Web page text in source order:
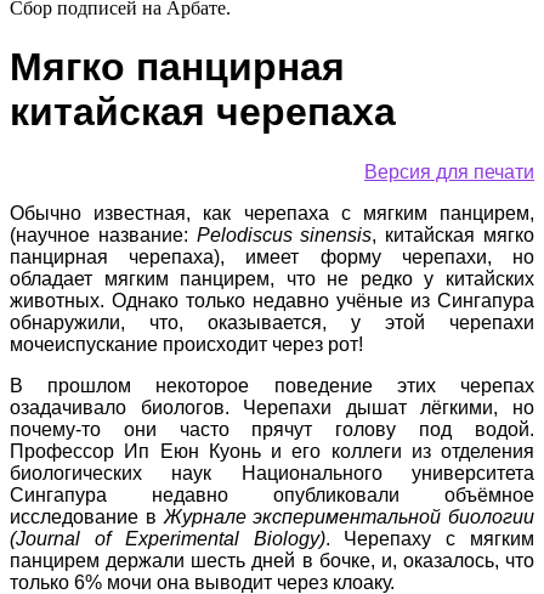
Сбор подписей на Арбате.
Мягко панцирная
китайская черепаха
Версия для печати
Обычно известная, как черепаха с мягким панцирем,
(научное название: Pelodiscus sinensis, китайская мягко
панцирная черепаха), имеет форму черепахи, но
обладает мягким панцирем, что не редко у китайских
животных. Однако только недавно учёные из Сингапура
обнаружили, что, оказывается, у этой черепахи
мочеиспускание происходит через рот!
В прошлом некоторое поведение этих черепах
озадачивало биологов. Черепахи дышат лёгкими, но
почему-то они часто прячут голову под водой.
Профессор Ип Еюн Куонь и его коллеги из отделения
биологических наук Национального университета
Сингапура недавно опубликовали объёмное
исследование в Журнале экспериментальной биологии
(Journal of Experimental Biology). Черепаху с мягким
панцирем держали шесть дней в бочке, и, оказалось, что
только 6% мочи она выводит через клоаку.